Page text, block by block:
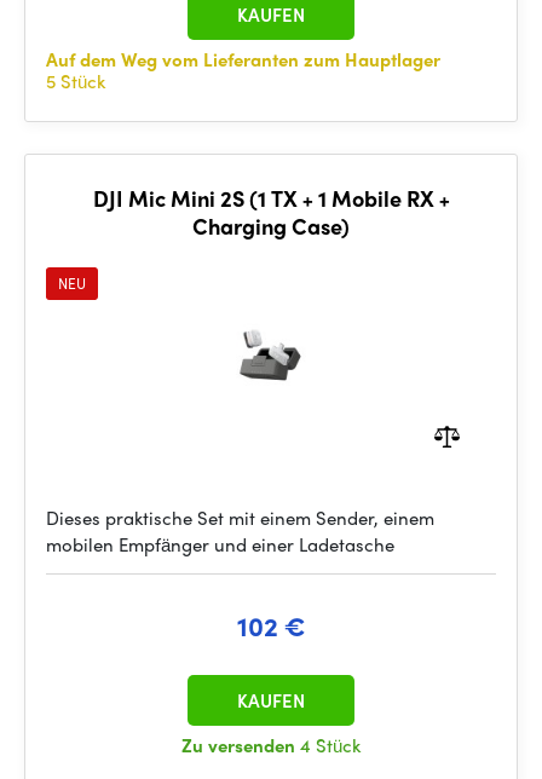
Auf dem Weg vom Lieferanten zum Hauptlager
5 Stück
KAUFEN
DJI Mic Mini 2S (1 TX + 1 Mobile RX +
Charging Case)
NEU
Dieses praktische Set mit einem Sender, einem
mobilen Empfänger und einer Ladetasche
102 €
Zu versenden 4 Stück
KAUFEN